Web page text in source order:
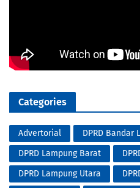
Categories
Advertorial DPRD Bandar
DPRD Lampung Barat
DPRD Lampung Utara